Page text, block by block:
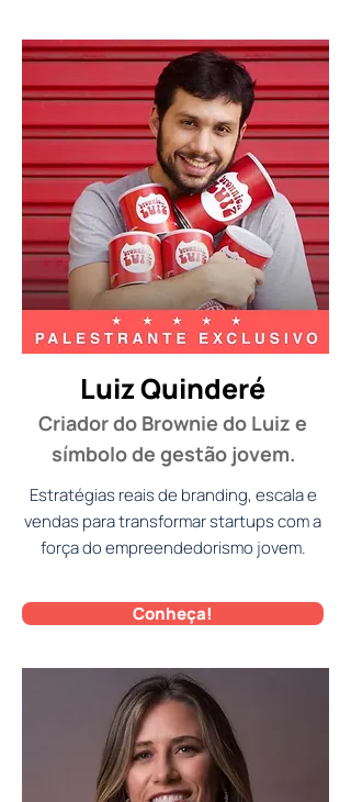
Luiz Quinderé
Criador do Brownie do Luiz e
símbolo de gestão jovem.
Estratégias reais de branding, escala e
vendas para transformar startups com a
força do empreendedorismo jovem.
Conheça!